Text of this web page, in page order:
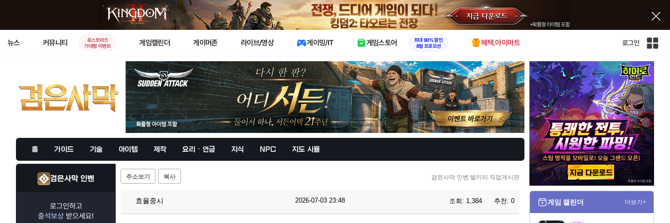
X
뉴스 커뮤니티
로스트아크
기대평 이벤트
게임캘린더 게이머존 라이브/영상 게이밍/IT 게임스토어
최대 90% 할인
8월 프로모션
혜택.아이마트 로그인
인
전
이
트
맵
홈 가이드 기술 아이템 제작 요리 · 연금 지식 NPC 지도 시뮬
검은사막 인벤
로그인하고
출석보상 받으세요!
주소보기 복사 검은사막 인벤 발키리 직업게시판
효율중시 2026-07-03 23:48 조회: 1,384 추천: 0 게임 캘린더 더보기+